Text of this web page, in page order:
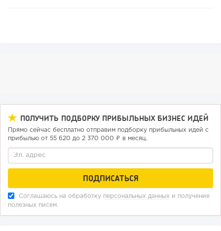
Франшиза кафе: рейтинг лучших франшиз общепита для
открытия заведения
ПОЛУЧИТЬ ПОДБОРКУ ПРИБЫЛЬНЫХ БИЗНЕС ИДЕЙ
Прямо сейчас бесплатно отправим подборку прибыльных идей с
прибылью от 55 620 до 2 370 000 ₽ в месяц.
Соглашаюсь на обработку персональных данных и получение
полезных писем.